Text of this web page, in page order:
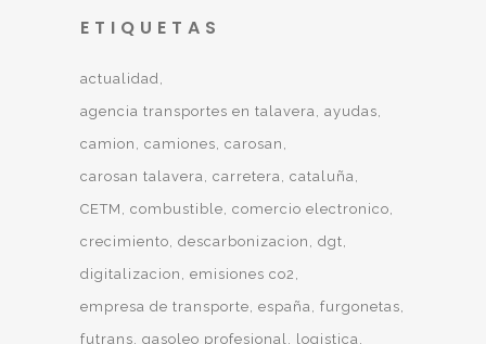
ETIQUETAS
actualidad
agencia transportes en talavera ayudas
camion
camiones carosan
carosan talavera carretera cataluña
CETM
combustible comercio electronico
crecimiento descarbonizacion
dgt
digitalizacion
emisiones co2
empresa de transporte españa furgonetas
futrans gasoleo profesional
logistica